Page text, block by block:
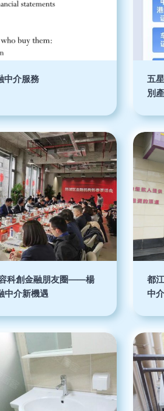
中介服務
五
別
科創金融朋友圈——楊
中介新機遇
都
中